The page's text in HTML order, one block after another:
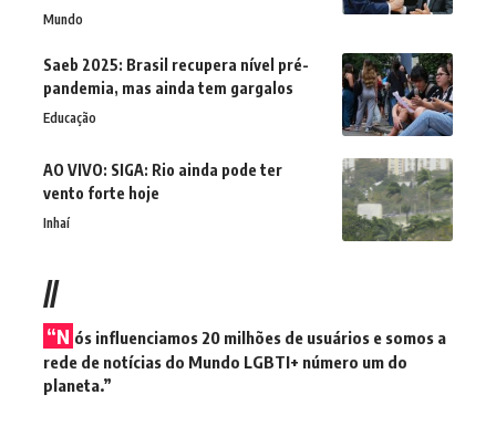
Mundo
Saeb 2025: Brasil recupera nível pré-
pandemia, mas ainda tem gargalos
Educação
AO VIVO: SIGA: Rio ainda pode ter
vento forte hoje
Inhaí
//
“N ós influenciamos 20 milhões de usuários e somos a
rede de notícias do Mundo LGBTI+ número um do
planeta.”